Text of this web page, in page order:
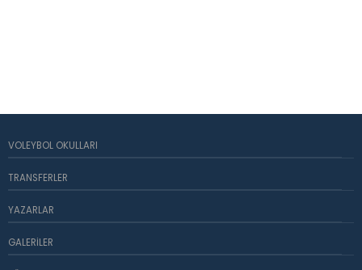
VOLEYBOL OKULLARI
TRANSFERLER
YAZARLAR
GALERILER